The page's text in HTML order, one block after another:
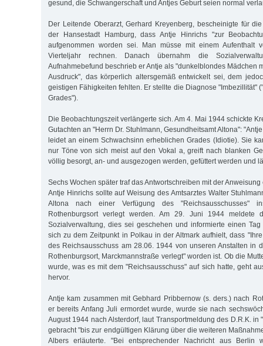
gesund, die Schwangerschaft und Antjes Geburt seien normal
Der Leitende Oberarzt, Gerhard Kreyenberg, bescheinigte für
der Hansestadt Hamburg, dass Antje Hinrichs "zur
aufgenommen worden sei. Man müsse mit einem Aufenthalt
Vierteljahr rechnen. Danach übernahm die
Aufnahmebefund beschrieb er Antje als "dunkelblondes Mädchen
Ausdruck", das körperlich altersgemäß entwickelt sei, dem
geistigen Fähigkeiten fehlten. Er stellte die Diagnose "Imbezillität"
Grades").
Die Beobachtungszeit verlängerte sich. Am 4. Mai 1944 schickte
Gutachten an "Herrn Dr. Stuhlmann, Gesundheitsamt Altona":
leidet an einem Schwachsinn erheblichen Grades (Idiotie). Sie
nur Töne von sich meist auf den Vokal a, greift nach blanken
völlig besorgt, an- und ausgezogen werden, gefüttert werden und
Sechs Wochen später traf das Antwortschreiben mit der Anweisung
Antje Hinrichs sollte auf Weisung des Amtsarztes Walter
Altona nach einer Verfügung des "Reichsausschusses"
Rothenburgsort verlegt werden. Am 29. Juni 1944 meldete
Sozialverwaltung, dies sei geschehen und informierte einen
sich zu dem Zeitpunkt in Polkau in der Altmark aufhielt, dass
des Reichsausschuss am 28.06. 1944 von unseren Anstalten in
Rothenburgsort, Marckmannstraße verlegt" worden ist. Ob die
wurde, was es mit dem "Reichsausschuss" auf sich hatte, geht
hervor.
Antje kam zusammen mit Gebhard Pribbernow (s. ders.) nach
er bereits Anfang Juli ermordet wurde, wurde sie nach
August 1944 nach Alsterdorf, laut Transportmeldung des D.R.K. in
gebracht "bis zur endgültigen Klärung über die weiteren
Albers erläuterte. "Bei entsprechender Nachricht aus Berlin